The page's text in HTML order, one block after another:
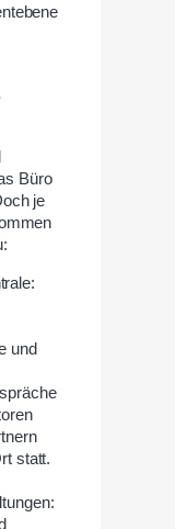
Büro
je
und
statt.